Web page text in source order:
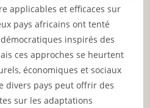
applicables et efficaces sur
pays africains ont tenté
inspirés des
ces approches se heurtent
économiques et sociaux
divers pays peut offrir des
sur les adaptations